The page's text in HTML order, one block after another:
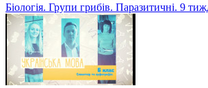
Біологія. Групи грибів. Паразитичні. 9